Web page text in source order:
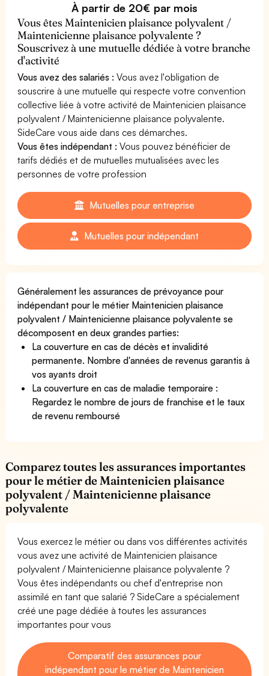
À partir de 20€ par mois
Vous êtes Maintenicien plaisance polyvalent /
Maintenicienne plaisance polyvalente ?
Souscrivez à une mutuelle dédiée à votre branche
d'activité
Vous avez des salariés : Vous avez l'obligation de
souscrire à une mutuelle qui respecte votre convention
collective liée à votre activité de Maintenicien plaisance
polyvalent / Maintenicienne plaisance polyvalente.
SideCare vous aide dans ces démarches.
Vous êtes indépendant : Vous pouvez bénéficier de
tarifs dédiés et de mutuelles mutualisées avec les
personnes de votre profession
Mutuelles pour entreprise
Mutuelles pour indépendant
Généralement les assurances de prévoyance pour
indépendant pour le métier Maintenicien plaisance
polyvalent / Maintenicienne plaisance polyvalente se
décomposent en deux grandes parties:
La couverture en cas de décès et invalidité
permanente. Nombre d'années de revenus garantis à
vos ayants droit
La couverture en cas de maladie temporaire :
Regardez le nombre de jours de franchise et le taux
de revenu remboursé
Comparez toutes les assurances importantes
pour le métier de Maintenicien plaisance
polyvalent / Maintenicienne plaisance
polyvalente
Vous exercez le métier ou dans vos différentes activités
vous avez une activité de Maintenicien plaisance
polyvalent / Maintenicienne plaisance polyvalente ?
Vous êtes indépendants ou chef d'entreprise non
assimilé en tant que salarié ? SideCare a spécialement
créé une page dédiée à toutes les assurances
importantes pour vous
Comparatif des assurances pour
indépendant pour le métier de Maintenicien